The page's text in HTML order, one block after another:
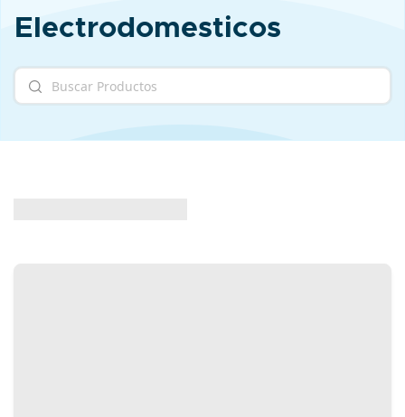
Electrodomesticos